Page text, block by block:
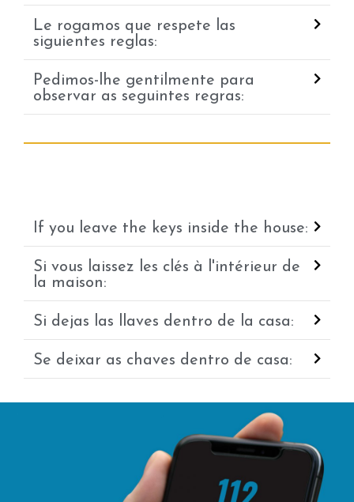
Le rogamos que respete las
siguientes reglas:
Pedimos-lhe gentilmente para
observar as seguintes regras:
If you leave the keys inside the house:
Si vous laissez les clés à l'intérieur de
la maison:
Si dejas las llaves dentro de la casa:
Se deixar as chaves dentro de casa: